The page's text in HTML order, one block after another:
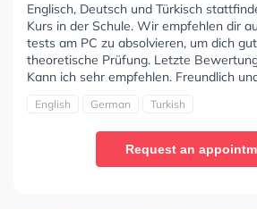
Englisch, Deutsch und Türkisch
Kurs in der Schule. Wir empfehlen dir
tests am PC zu absolvieren, um dich
theoretische Prüfung. Letzte
Kann ich sehr empfehlen. Freundlich
English German Turkish
Request an